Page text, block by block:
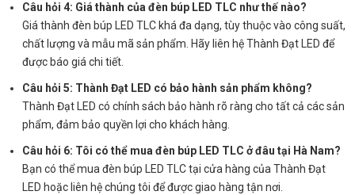
Câu hỏi 4: Giá thành của đèn búp LED TLC như thế nào?
Giá thành đèn búp LED TLC khá đa dạng, tùy thuộc vào công suất,
chất lượng và mẫu mã sản phẩm. Hãy liên hệ Thành Đạt LED để
được báo giá chi tiết.
Câu hỏi 5: Thành Đạt LED có bảo hành sản phẩm không?
Thành Đạt LED có chính sách bảo hành rõ ràng cho tất cả các sản
phẩm, đảm bảo quyền lợi cho khách hàng.
Câu hỏi 6: Tôi có thể mua đèn búp LED TLC ở đâu tại Hà Nam?
Bạn có thể mua đèn búp LED TLC tại cửa hàng của Thành Đạt
LED hoặc liên hệ chúng tôi để được giao hàng tận nơi.